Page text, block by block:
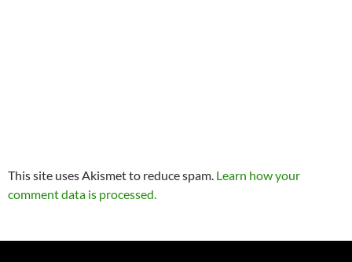
This site uses Akismet to reduce spam. Learn how your
comment data is processed.